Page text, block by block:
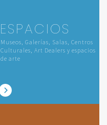
ESPACIOS
Museos, Galerías, Salas, Centros
Culturales, Art Dealers y espacios
de arte